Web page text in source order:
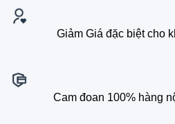
Giảm Giá đặc biệt cho
Cam đoan 100% hàng